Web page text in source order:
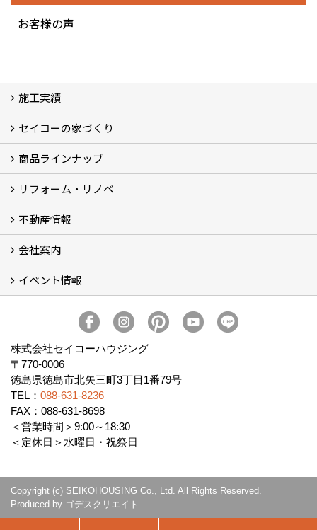
お客様の声
施工実績
フォトギャラリー
完工事例
お客様の声
セイコーの家づくり
家づくりコンセプト (2)
家づくりの特徴 (16)
□高性能住宅 (4)
□OMソーラーハウス (5)
□55歳からの家づくり
□わざわ座
□快適性 (4)
□光熱費 (3)
家づくりコラム
メンテナンス
商品ラインナップ
モデルハウス「Vita -ヴィータ-」
リノベーション モデルハウス「Crear -クレア-」
平屋の家
建築家とつくる家 (10)
リフォーム・リノベ
セイコーのリフォーム・リノベ
もっと知りたい、セイコーのリフォーム・リノベ
不動産情報
田宮・矢三の不動産ならセイコーハウジング
土地・中古住宅情報
賃貸情報
実家相続
ECOTOWN西矢三第3期・第4期分譲中
会社案内
会社概要
アクセス
スタッフ紹介
家づくりコラム
消費者志向自主宣言
ZEHビルダー2025年度実績報告書
SDGs宣言
リクルート
プライバシーポリシー
ご紹介キャンペーン
イベント情報
イベント予告
イベント報告
株式会社セイコーハウジング
〒770-0006
徳島県徳島市北矢三町3丁目1番79号
TEL： 088-631-8236
FAX：088-631-8698
＜営業時間＞9:00～18:30
＜定休日＞水曜日・祝祭日
Copyright (c) SEIKOHOUSING Co., Ltd. All Rights Reserved.
Produced by ゴデスクリエイト